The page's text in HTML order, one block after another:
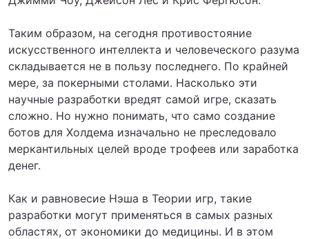
Таким образом, на сегодня противостояние
искусственного интеллекта и человеческого разума
складывается не в пользу последнего. По крайней
мере, за покерными столами. Насколько эти
научные разработки вредят самой игре, сказать
сложно. Но нужно понимать, что само создание
ботов для Холдема изначально не преследовало
меркантильных целей вроде трофеев или заработка
денег.
Как и равновесие Нэша в Теории игр, такие
разработки могут применяться в самых разных
областях, от экономики до медицины. И в этом